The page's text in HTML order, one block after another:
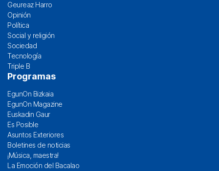
Geureaz Harro
Opinión
Política
Social y religión
Sociedad
Tecnología
Triple B
Programas
EgunOn Bizkaia
EgunOn Magazine
Euskadin Gaur
Es Posible
Asuntos Exteriores
Boletines de noticias
¡Música, maestra!
La Emoción del Bacalao